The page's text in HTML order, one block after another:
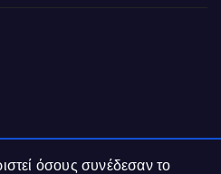
όσους συνέδεσαν το